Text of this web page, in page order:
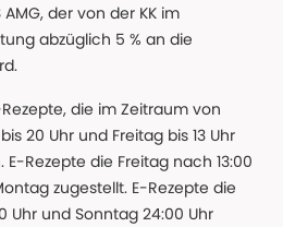
AMG, der von der KK im
abzüglich 5 % an die
die im Zeitraum von
20 Uhr und Freitag bis 13 Uhr
Rezepte die Freitag nach 13:00
zugestellt. E-Rezepte die
Uhr und Sonntag 24:00 Uhr